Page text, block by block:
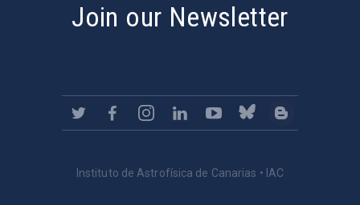
Join our Newsletter
Instituto de Astrofísica de Canarias • IAC